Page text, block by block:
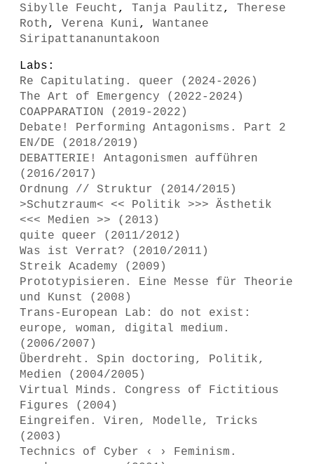
Sibylle Feucht , Tanja Paulitz, Therese
Roth, Verena Kuni, Wantanee
Siripattananuntakoon
Labs:
Re Capitulating. queer (2024-2026)
The Art of Emergency (2022-2024)
COAPPARATION (2019-2022)
Debate! Performing Antagonisms. Part 2
EN/DE (2018/2019)
DEBATTERIE! Antagonismen aufführen
(2016/2017)
Ordnung // Struktur (2014/2015)
>Schutzraum< << Politik >>> Ästhetik
<<< Medien >> (2013)
quite queer (2011/2012)
Was ist Verrat? (2010/2011)
Streik Academy (2009)
Prototypisieren. Eine Messe für Theorie
und Kunst (2008)
Trans-European Lab: do not exist:
europe, woman, digital medium.
(2006/2007)
Überdreht. Spin doctoring, Politik,
Medien (2004/2005)
Virtual Minds. Congress of Fictitious
Figures (2004)
Eingreifen. Viren, Modelle, Tricks
(2003)
Technics of Cyber ‹ › Feminism.